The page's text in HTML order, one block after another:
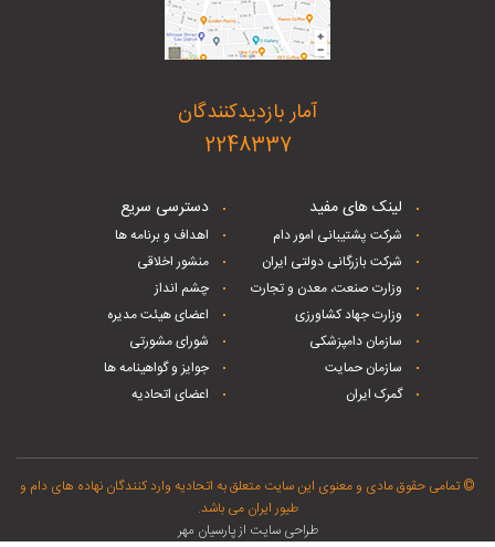
آمار بازدیدکنندگان
2248337
لینک های مفید
شرکت پشتیبانی امور دام
شرکت بازرگانی دولتی ایران
وزارت صنعت، معدن و تجارت
وزارت جهاد کشاورزی
سازمان دامپزشکی
سازمان حمایت
گمرک ایران
دسترسی سریع
اهداف و برنامه ها
منشور اخلاقی
چشم انداز
اعضای هیئت مدیره
شورای مشورتی
جوایز و گواهینامه ها
اعضای اتحادیه
© تمامی حقوق مادی و معنوی این سایت متعلق به اتحادیه وارد کنندگان نهاده های دام و
طیور ایران می باشد.
طراحی سایت از پارسیان مهر